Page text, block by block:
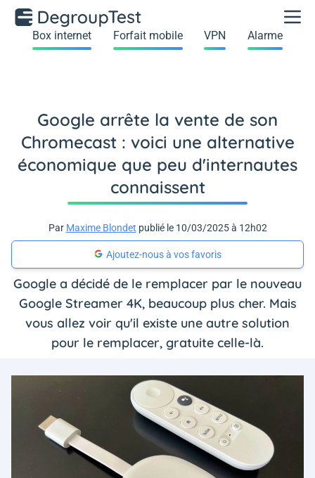
Box internet Forfait mobile VPN Alarme
Google arrête la vente de son
Chromecast : voici une alternative
économique que peu d'internautes
connaissent
Par Maxime Blondet publié le 10/03/2025 à 12h02
Ajoutez-nous à vos favoris
Google a décidé de le remplacer par le nouveau
Google Streamer 4K, beaucoup plus cher. Mais
vous allez voir qu'il existe une autre solution
pour le remplacer, gratuite celle-là.